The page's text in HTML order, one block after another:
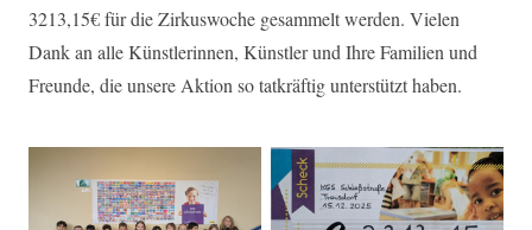
3213,15€ für die Zirkuswoche gesammelt werden. Vielen
Dank an alle Künstlerinnen, Künstler und Ihre Familien und
Freunde, die unsere Aktion so tatkräftig unterstützt haben.